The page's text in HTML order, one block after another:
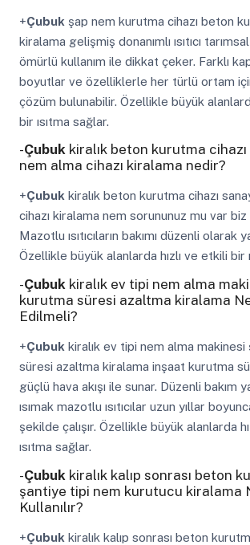
+Çubuk şap nem kurutma cihazı beton
kiralama gelişmiş donanımlı ısıtıcı
ömürlü kullanım ile dikkat çeker. Farklı
boyutlar ve özelliklerle her türlü ortam
çözüm bulunabilir. Özellikle büyük
bir ısıtma sağlar.
-Çubukkiralık beton kurutma
nem alma cihazı kiralama nedir?
+Çubuk kiralık beton kurutma cihazı
cihazı kiralama nem sorununuz mu var
Mazotlu ısıtıcıların bakımı düzenli olarak
Özellikle büyük alanlarda hızlı ve etkili bir
-Çubuk kiralık ev tipi nem alma
kurutma süresi azaltma kiralama
Edilmeli?
+Çubuk kiralık ev tipi nem alma makinesi
süresi azaltma kiralama inşaat kurutma
güçlü hava akışı ile sunar. Düzenli bakım
ısımak mazotlu ısıtıcılar uzun yıllar
şekilde çalışır. Özellikle büyük alanlarda
ısıtma sağlar.
-Çubuk kiralık kalıp sonrası beton
şantiye tipi nem kurutucu kiralama
Kullanılır?
+Çubuk kiralık kalıp sonrası beton